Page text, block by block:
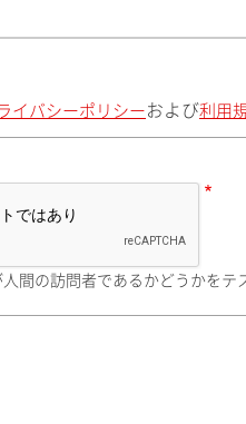
）
イバシーポリシー および利用
間の訪問者であるかどうかをテ